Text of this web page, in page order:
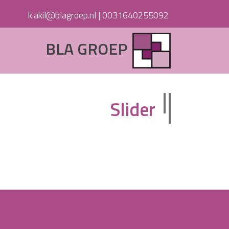
0031640255092
|
k.akil@blagroep.nl
BLA GROEP
Slider